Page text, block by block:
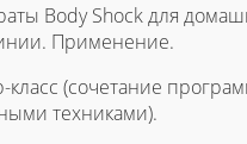
Body Shock для
Применение.
класс (сочетание
техниками).